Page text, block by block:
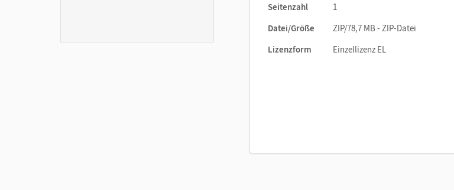
Seitenzahl
1
Datei/Größe
ZIP/78,7 MB - ZIP-Datei
Lizenzform
Einzellizenz EL